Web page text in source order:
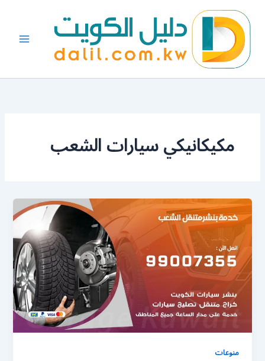
المحتوى
مكيكانيكي سيارات الشعب
منوعات